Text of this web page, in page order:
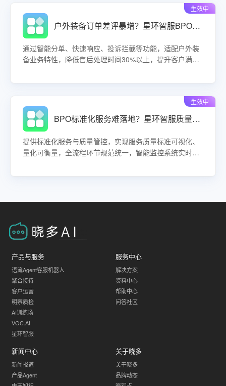
生效中
户外装备订单差评暴增？星环智服BPO定制化方案精准拦截售后投诉！
通过智能分单、快速响应、投诉拦截等功能，适配户外装
备业务特性，降低售后处理时间30%以上，提升客户满意
生效中
BPO标准化服务难落地？星环智服质量管控可视化量化，错误率直降！
提供标准化服务与质量管控，实现服务质量标准可视化、
量化可衡量，全流程环节规范统一，智能监控系统实时追
率。适用于办公用品类目，提升运营效率，降低风险。
产品与服务
语流Agent客服机器人
聚合接待
客户运营
明察质检
AI训练场
VOC.AI
星环智服
服务中心
解决方案
资料中心
帮助中心
问答社区
新闻中心
新闻报道
产品Agent
关于晓多
关于晓多
品牌动态